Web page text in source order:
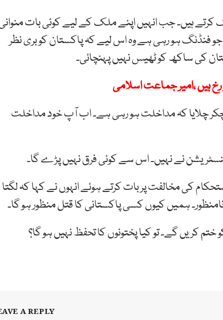
کرتے ہیں۔ جب انہیں اپنے ملک کے لیے کوئی بات
فنڈنگ ہو رہی ہے وہ اس لیے کہ پاکستان کو بری نظر
کی ساکھ کو ٹھیس نہیں پہنچائی۔
ہیں ،امیر جماعت اسلامی
چکر چلایا کہ مداخلت ہو رہی ہے۔ اب آپ خود مداخلت
نے نہیں۔ اس سے کوئی فرق نہیں پڑے گا۔
کی مخالفت پر بات کرتے ہوئے انہوں نے کہا کہ لگتا
ہمیں کیوں کسی پاکستانی کا قتل منظور ہو گا۔
کریں گے۔ تو کیا پختونوں کا تحفظ نہیں ہو گا؟
A REPLY